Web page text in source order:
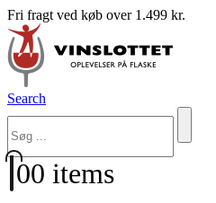
Fri fragt ved køb over 1.499 kr.
Search
00 items